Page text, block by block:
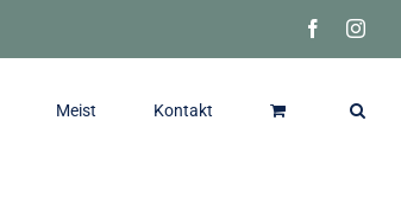
Facebook
Meist Kontakt